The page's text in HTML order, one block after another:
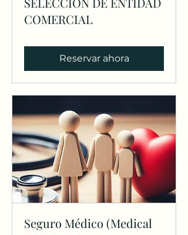
COMERCIAL
Reservar ahora
Seguro Médico (Medical